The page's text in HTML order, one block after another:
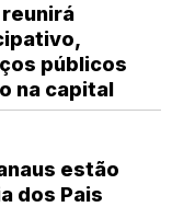
reunirá
públicos
na capital
estão
dos Pais